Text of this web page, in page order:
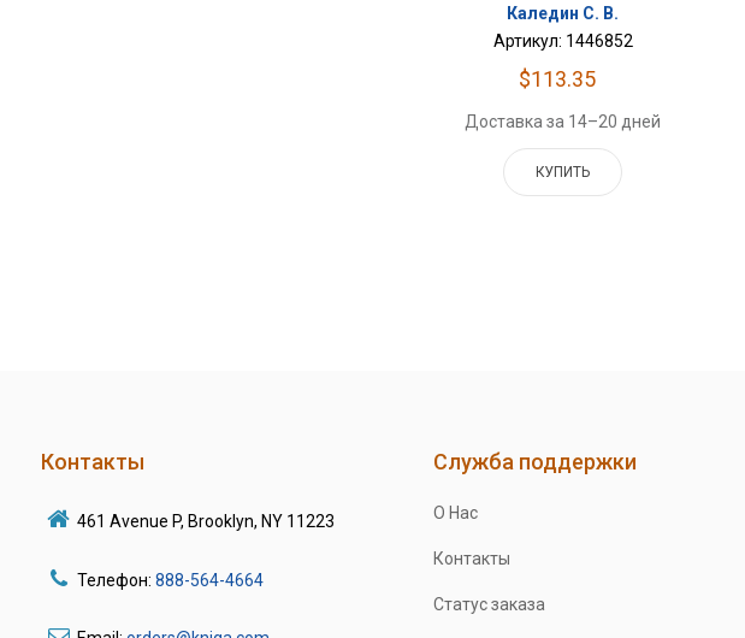
Каледин С. В.
Артикул: 1446852
$113.35
Доставка за 14–20 дней
КУПИТЬ
Контакты
461 Avenue P, Brooklyn, NY 11223
Телефон: 888-564-4664
Служба поддержки
О Нас
Контакты
Статус заказа